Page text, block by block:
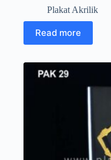
Plakat Akrilik
Read more